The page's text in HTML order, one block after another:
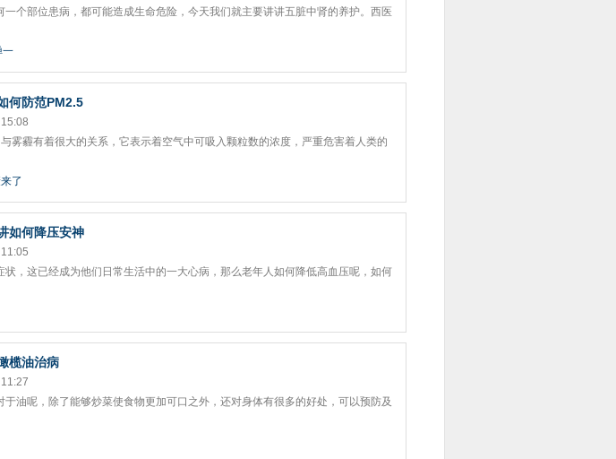
个部位患病，都可能造成生命危险，今天我们就主要讲讲五脏中肾的养护。西医
一
何防范PM2.5
雾霾有着很大的关系，它表示着空气中可吸入颗粒数的浓度，严重危害着人类的
了
如何降压安神
，这已经成为他们日常生活中的一大心病，那么老年人如何降低高血压呢，如何
榄油治病
油呢，除了能够炒菜使食物更加可口之外，还对身体有很多的好处，可以预防及